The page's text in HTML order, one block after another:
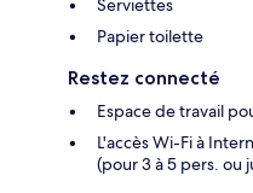
Serviettes
Papier toilette
Restez connecté
Espace de travail
L'accès Wi-Fi à
(pour 3 à 5 pers. ou